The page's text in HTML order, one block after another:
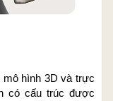
hình 3D và trực
có cấu trúc được